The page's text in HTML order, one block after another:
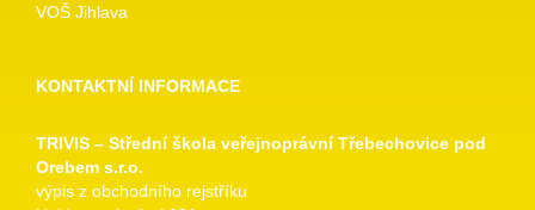
VOŠ Jihlava
KONTAKTNÍ INFORMACE
TRIVIS – Střední škola veřejnoprávní Třebechovice pod
Orebem s.r.o.
výpis z obchodního rejstříku